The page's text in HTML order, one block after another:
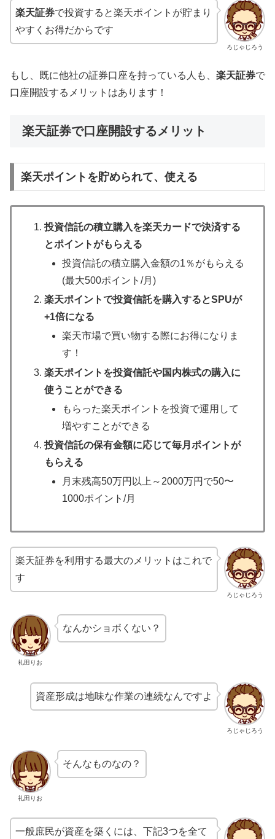
ろじゃじろう
楽天証券で投資すると楽天ポイントが貯まり
やすくお得だからです
もし、既に他社の証券口座を持っている人も、 楽天証券で
口座開設するメリットはあります！
楽天証券で口座開設するメリット
楽天ポイントを貯められて、使える
投資信託の積立購入を楽天カードで決済する
とポイントがもらえる
投資信託の積立購入金額の1％がもらえる
(最大500ポイント/月)
楽天ポイントで投資信託を購入するとSPUが
+1倍になる
楽天市場で買い物する際にお得になりま
す！
楽天ポイントを投資信託や国内株式の購入に
使うことができる
もらった楽天ポイントを投資で運用して
増やすことができる
投資信託の保有金額に応じて毎月ポイントが
もらえる
月末残高50万円以上～2000万円で50〜
1000ポイント/月
ろじゃじろう
楽天証券を利用する最大のメリットはこれで
す
礼田りお
なんかショボくない？
ろじゃじろう
資産形成は地味な作業の連続なんですよ
礼田りお
そんなものなの？
一般庶民が資産を築くには、下記3つを全て